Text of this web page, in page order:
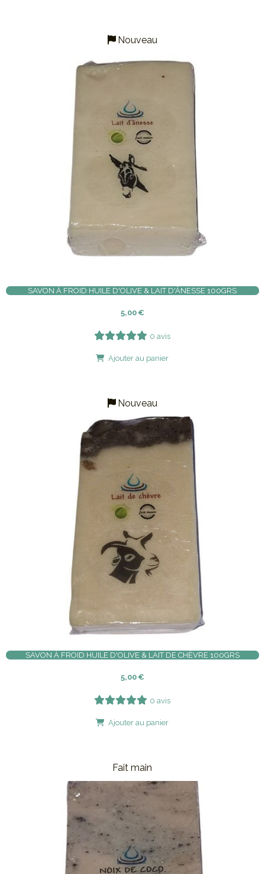
Nouveau
SAVON À FROID HUILE D'OLIVE & LAIT D'ÂNESSE 100GRS
5,00€
0 avis
Ajouter au panier
Nouveau
SAVON À FROID HUILE D'OLIVE & LAIT DE CHÈVRE 100GRS
5,00€
0 avis
Ajouter au panier
Fait main